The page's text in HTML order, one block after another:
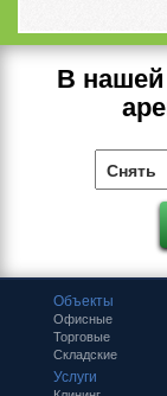
В
Объекты
Офисные
Торговые
Складские
Услуги